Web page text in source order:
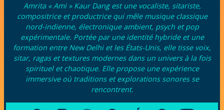
Amrita « Ami » Kaur Dang est une vocaliste, sitariste,
compositrice et productrice qui mêle musique classique
nord-indienne, électronique ambient, psych et pop
expérimentale. Portée par une identité hybride et une
formation entre New Delhi et les États-Unis, elle tisse voix,
sitar, ragas et textures modernes dans un univers à la fois
spirituel et chaotique. Elle propose une expérience
immersive où traditions et explorations sonores se
rencontrent.